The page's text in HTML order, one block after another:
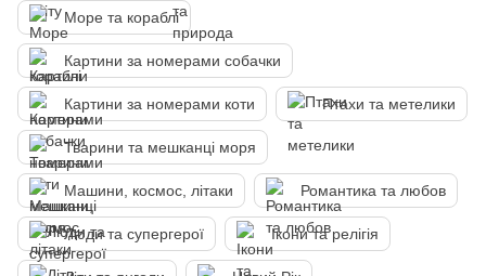
Море та кораблі
Картини за номерами собачки
Картини за номерами коти Птахи та метелики
Тварини та мешканці моря
Машини, космос, літаки Романтика та любов
Люди та супергерої Ікони та релігія